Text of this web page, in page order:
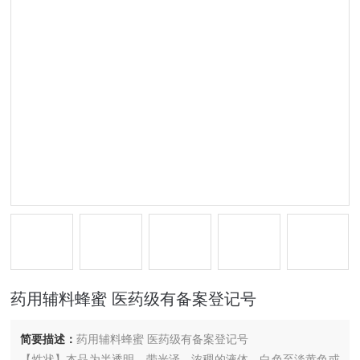
药用辅料蜂蜜 医药级有备案登记号
简要描述：药用辅料蜂蜜 医药级有备案登记号